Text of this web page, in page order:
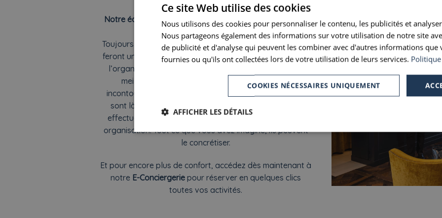
Notre équipe de réception est à votre service 24h/24 et
Toujours disponibles et à l’écoute, nos réceptionnistes se
feront un plaisir de vous accompagner chaque jour dans
l’organisation de votre séjour. Que vous cherchiez les
meilleurs restaurants du quartier, des activités
incontournables, ou un moyen de transport adapté, ils
sont là pour vous conseiller, vous orienter… et même
effectuer vos réservations. Laissez-les simplifier votre
organisation. Tout ce que vous avez imaginé, ils peuvent
le concrétiser.
Et pour encore plus de confort, accédez dès maintenant à
notre E-Conciergerie pour réserver en quelques clics
toutes vos activités.
Ce site Web utilise des cookies
Nous utilisons des cookies pour personnaliser le contenu, les publicités et
Nous partageons également des informations sur votre utilisation de notre site
de publicité et d'analyse qui peuvent les combiner avec d'autres informations que
fournies ou qu'ils ont collectées lors de votre utilisation de leurs services.
COOKIES NÉCESSAIRES UNIQUEMENT
AFFICHER LES DÉTAILS